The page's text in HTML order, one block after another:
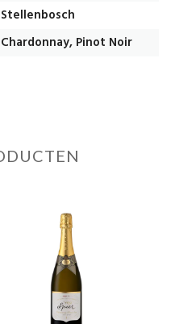
Stellenbosch
Chardonnay, Pinot Noir